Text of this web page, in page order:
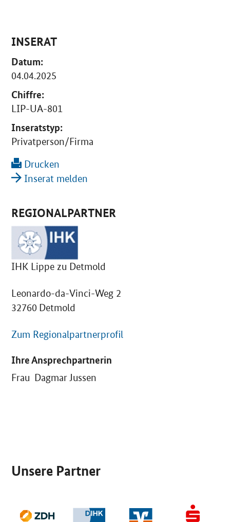
INSERAT
Datum:
04.04.2025
Chiffre:
LIP-UA-801
Inseratstyp:
Privatperson/Firma
Drucken
Inserat melden
REGIONALPARTNER
IHK Lippe zu Detmold
Leonardo-da-Vinci-Weg 2
32760 Detmold
Zum Regionalpartnerprofil
Ihre Ansprechpartnerin
Frau Dagmar Jussen
Unsere Partner